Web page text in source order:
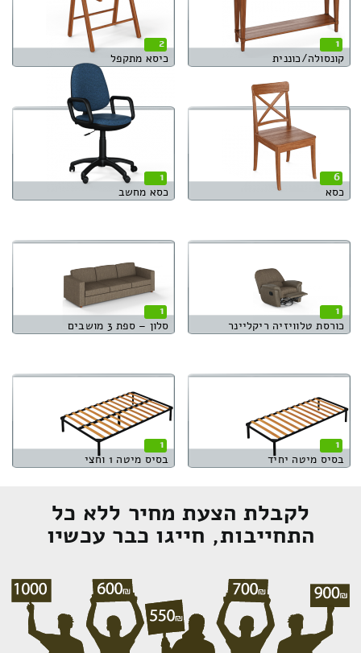
1
קונסולה/כוננית
2
כיסא מתקפל
6
כסא
1
כסא מחשב
1
כורסת טלוויזיה ריקליינר
1
סלון – ספת 3 מושבים
1
בסיס מיטה יחיד
1
בסיס מיטה 1 וחצי
לקבלת הצעת מחיר ללא כל
התחייבות, חייגו כבר עכשיו